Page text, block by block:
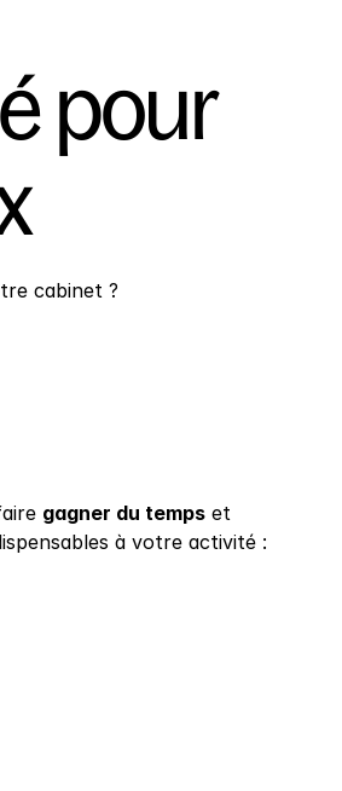
pour
cabinet ?
gagner du temps et
à votre activité :